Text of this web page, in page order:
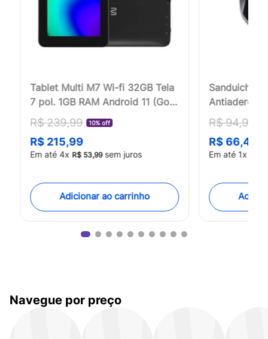
Tablet Multi M7 Wi-fi 32GB Tela
7 pol. 1GB RAM Android 11 (Go
edition) Quad Core NB355OUT
[Reembalado]
R$ 239,99 10% off
R$ 215,99
Em até4x R$ 53,99sem juros
Adicionar ao carrinho
127v 750w
CE043OUT
R$ 94,90
R$ 66,43
Em até 1x
Navegue por preço